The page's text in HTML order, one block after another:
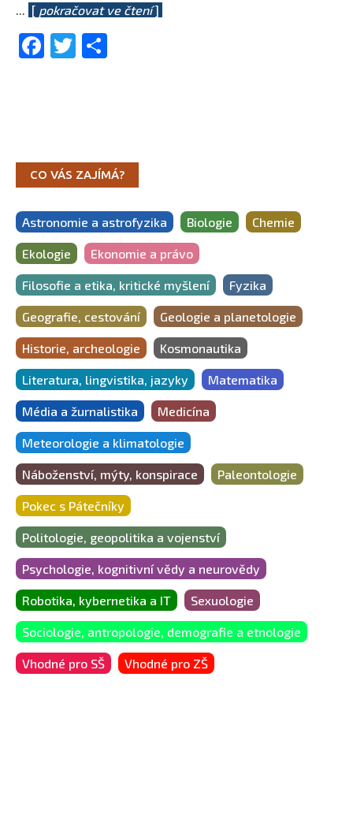
... [ pokračovat ve čtení]
Facebook
Twitter
CO VÁS ZAJÍMÁ?
Astronomie a astrofyzika Biologie Chemie
Ekologie Ekonomie a právo
Filosofie a etika, kritické myšlení Fyzika
Geografie, cestování Geologie a planetologie
Historie, archeologie Kosmonautika
Literatura, lingvistika, jazyky Matematika
Média a žurnalistika Medicína
Meteorologie a klimatologie
Náboženství, mýty, konspirace Paleontologie
Pokec s Pátečníky
Politologie, geopolitika a vojenství
Psychologie, kognitivní vědy a neurovědy
Robotika, kybernetika a IT Sexuologie
Sociologie, antropologie, demografie a etnologie
Vhodné pro SŠ Vhodné pro ZŠ